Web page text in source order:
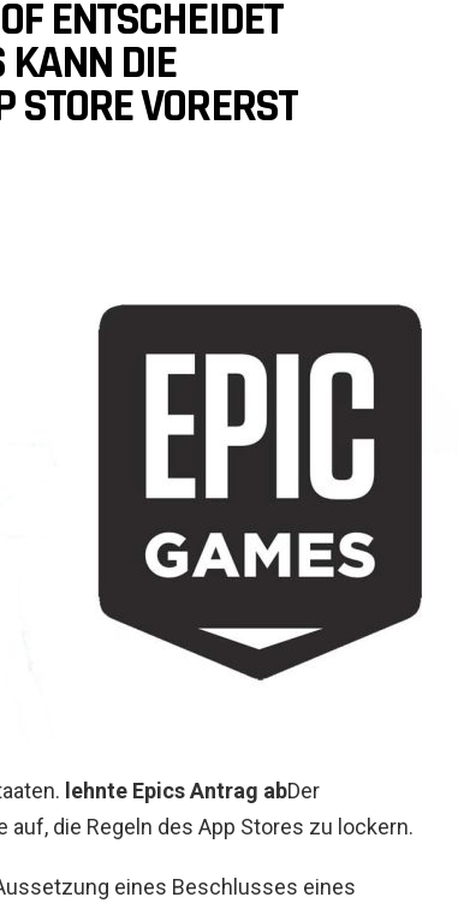
ENTSCHEIDET
KANN DIE
VORERST
lehnte Epics Antrag abDer
die Regeln des App Stores zu lockern.
eines Beschlusses eines